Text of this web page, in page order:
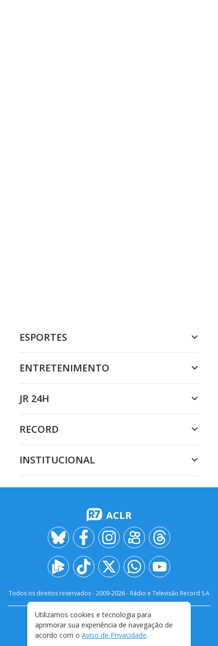
ESPORTES
ENTRETENIMENTO
JR 24H
RECORD
INSTITUCIONAL
ACLR
Todos os direitos reservados - 2009-2026- Rádio e Televisão Record S.A
FALE CONOSCO
PRIVACIDADE
TERMOS E CONDIÇÕES DE USO
Utilizamos cookies e tecnologia para
aprimorar sua experiência de navegação de
acordo com o Aviso de Privacidade.